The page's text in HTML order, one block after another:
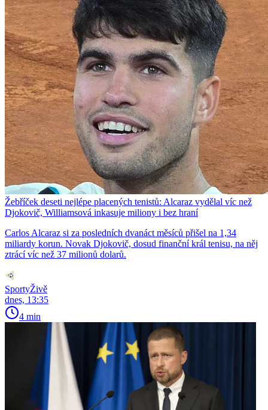
Žebříček deseti nejlépe placených tenistů: Alcaraz vydělal víc než
Djokovič, Williamsová inkasuje miliony i bez hraní
Carlos Alcaraz si za posledních dvanáct měsíců přišel na 1,34
miliardy korun. Novak Djokovič, dosud finanční král tenisu, na něj
ztrácí víc než 37 milionů dolarů.
SportyŽivě
dnes, 13:35
4 min